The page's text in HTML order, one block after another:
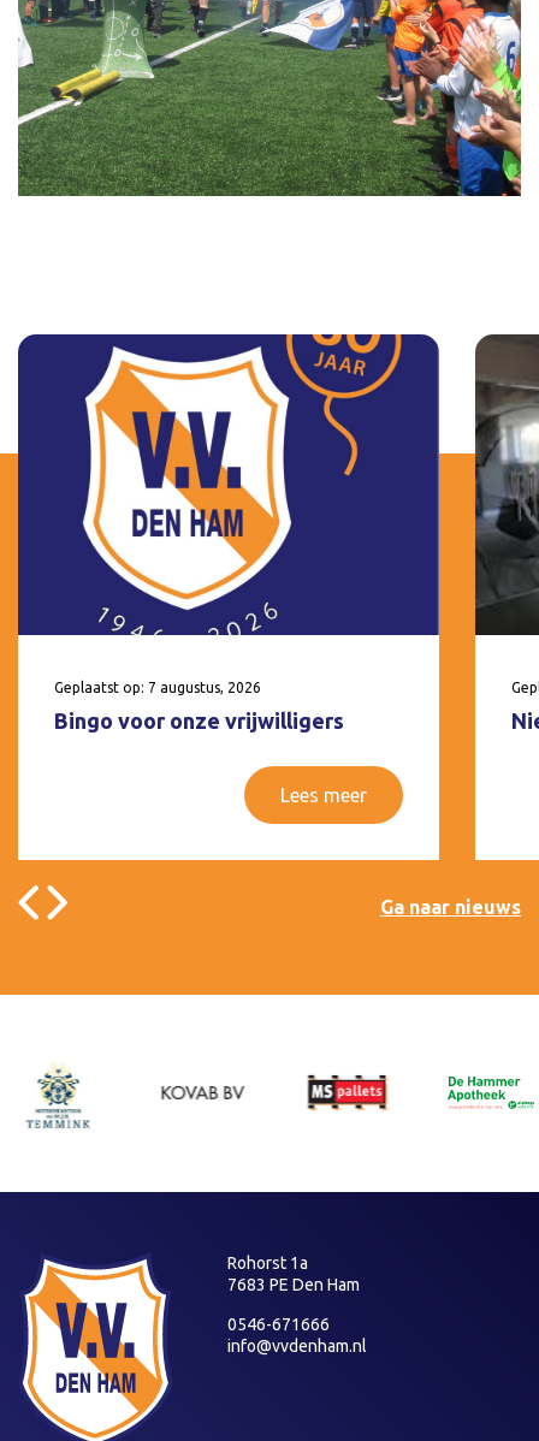
Geplaatst op: 7 augustus, 2026
Bingo voor onze vrijwilligers
Lees meer
Ga naar nieuws
Rohorst 1a
7683 PE Den Ham
0546-671666
info@vvdenham.nl